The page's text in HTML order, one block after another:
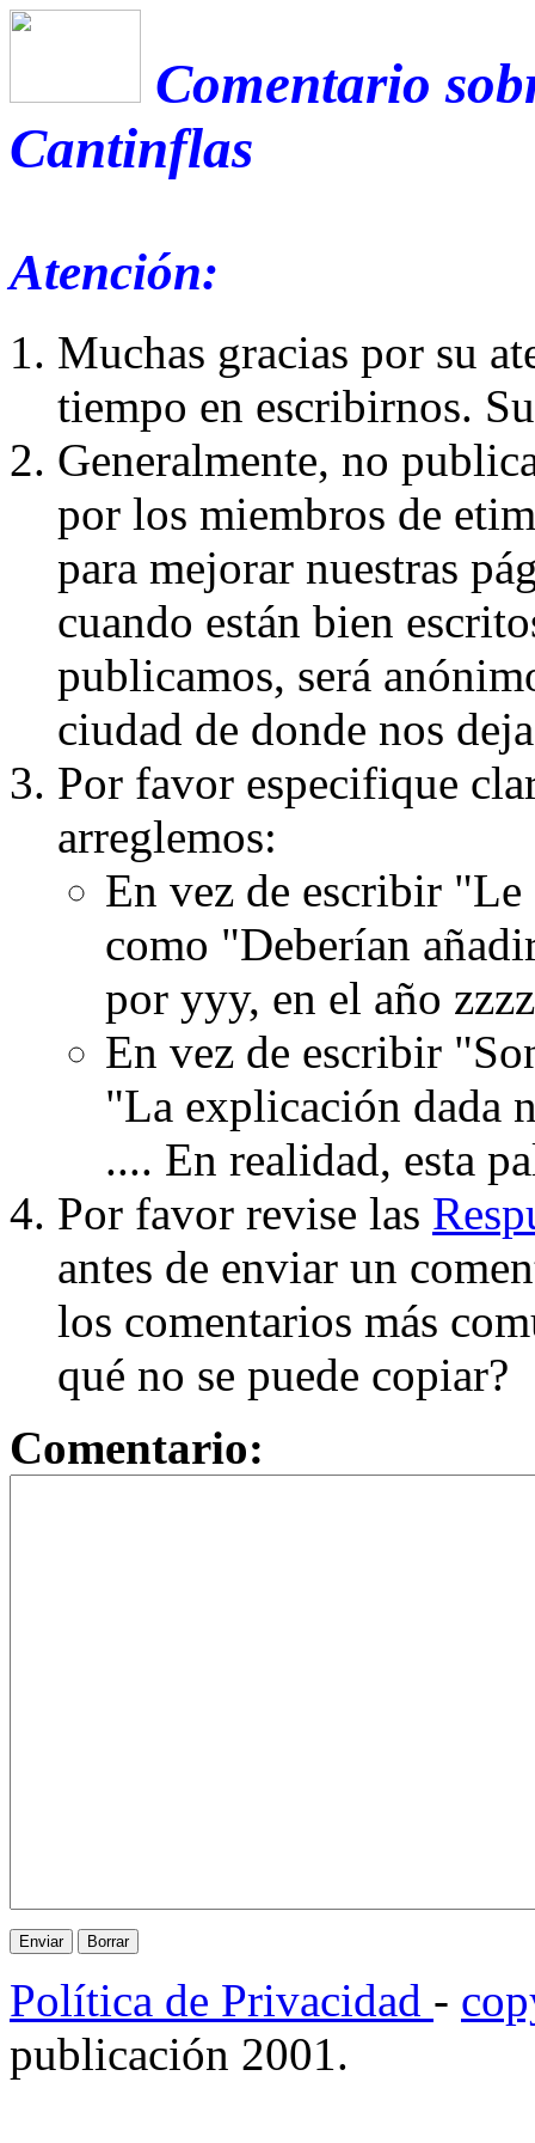
Comentario
Cantinflas
Atención:
Muchas gracias por su
tiempo en escribirnos.
Generalmente, no
por los miembros de
para mejorar nuestras
cuando están bien
publicamos, será
ciudad de donde nos
Por favor especifique
arreglemos:
En vez de escribir
como "Deberían
por yyy, en el año
En vez de escribir
"La explicación dada
.... En realidad, esta
Por favor revise las
antes de enviar un
los comentarios más
qué no se puede copiar?
Comentario:
Política de Privacidad -
publicación 2001.